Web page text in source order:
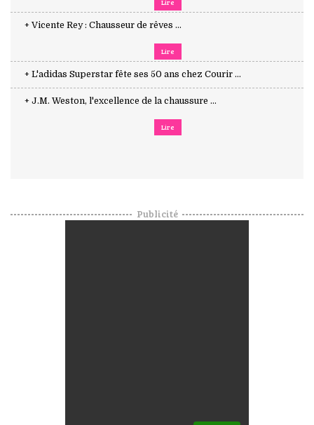
Lire
+ Vicente Rey : Chausseur de rêves ...
Lire
+ L'adidas Superstar fête ses 50 ans chez Courir ...
+ J.M. Weston, l'excellence de la chaussure ...
Lire
Publicité